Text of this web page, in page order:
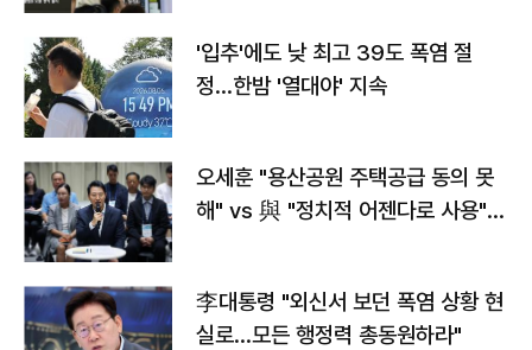
'입추'에도 낮 최고 39도 폭염 절
정…한밤 '열대야' 지속
오세훈 "용산공원 주택공급 동의 못
해" vs 與 "정치적 어젠다로 사용"
李대통령 "외신서 보던 폭염 상황 현
실로…모든 행정력 총동원하라"